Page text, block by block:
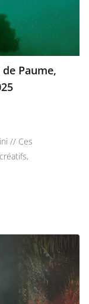
de Paume,
// Ces